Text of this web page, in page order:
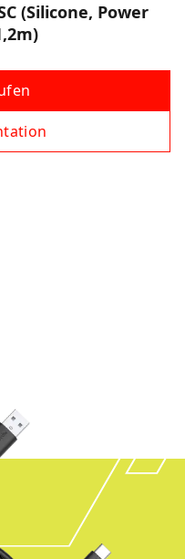
(Silicone, Power